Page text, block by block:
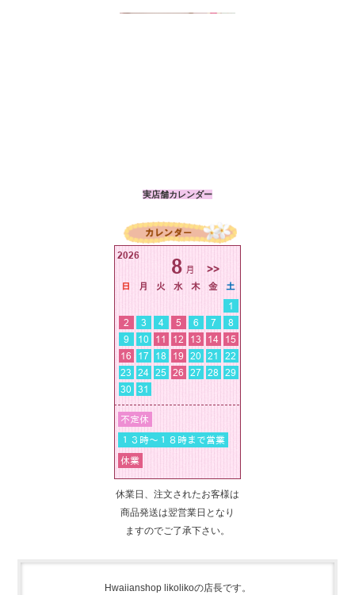
実店舗カレンダー
休業日、注文されたお客様は
商品発送は翌営業日となり
ますのでご了承下さい。
Hwaiianshop likolikoの店長です。